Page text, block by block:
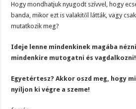
Hogy mondhatjuk nyugodt szívvel, hogy
banda, mikor ezt is valakitől látták, vagy
mutatkozik meg?
Ideje lenne mindenkinek magába
mindenkire mutogatni és vagdalkozni!
Egyetértesz? Akkor oszd meg, hogy
nyíljon ki végre a szeme!